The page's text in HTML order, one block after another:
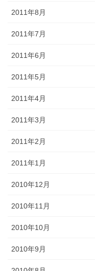
2011年8月
2011年7月
2011年6月
2011年5月
2011年4月
2011年3月
2011年2月
2011年1月
2010年12月
2010年11月
2010年10月
2010年9月